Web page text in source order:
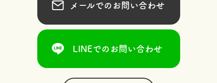
メールでのお問い合わせ
LINEでのお問い合わせ